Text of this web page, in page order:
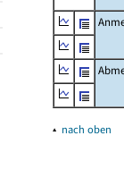
▴ nach oben